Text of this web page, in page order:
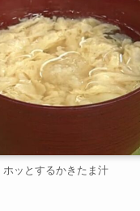
ホッとするかきたま汁